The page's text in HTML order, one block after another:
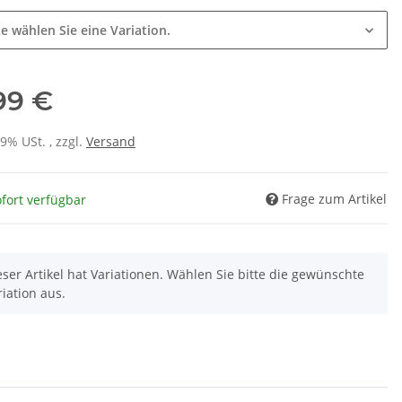
wählen Sie eine Variation.
€
USt. , zzgl. Versand
verfügbar Frage zum Artikel
Artikel hat Variationen. Wählen Sie bitte die gewünschte
aus.